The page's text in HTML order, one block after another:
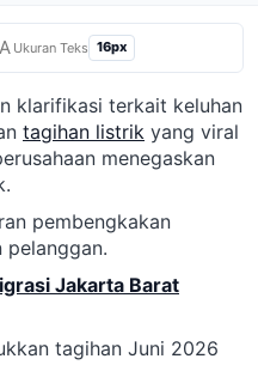
A Ukuran Teks 16px
klarifikasi terkait keluhan
tagihan listrik yang viral
menegaskan
pembengkakan
pelanggan.
Jakarta Barat
tagihan Juni 2026